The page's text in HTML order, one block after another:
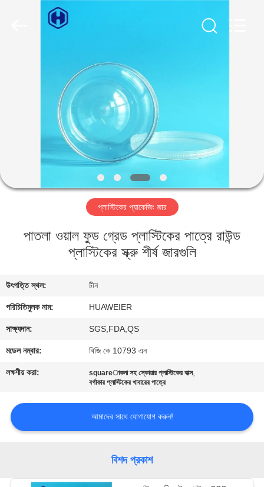
আমাদের
সম্বন্ধে
কারখানা
আমাদের
সাথে
যোগাযোগ
মামলা
প্লাস্টিকের প্যাকেজিং জার
পাতলা ওয়াল ফুড গ্রেড প্লাস্টিকের পাত্রে রাউন্ড
প্লাস্টিকের স্ক্রু শীর্ষ জারগুলি
উৎপত্তি স্থল: চীন
পরিচিতিমুলক নাম: HUAWEIER
সাক্ষ্যদান: SGS,FDA,QS
মডেল নম্বার: বিজি কে 10793 এন
লক্ষণীয় করা: squareাকনা সহ স্কোয়ার প্লাস্টিকের বাক্স,
বর্গাকার প্লাস্টিকের খাবারের পাত্রে
আমাদের সাথে যোগাযোগ করুন!
বিশদ প্রকাশ